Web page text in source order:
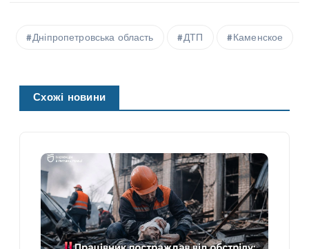
Дніпропетровська область ДТП Каменское
Схожі новини